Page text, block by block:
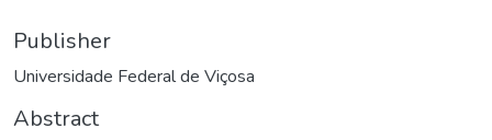
Publisher
Universidade Federal de Viçosa
Abstract